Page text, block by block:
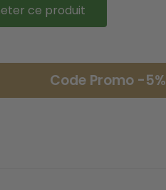
ce produit
Code Promo -5%